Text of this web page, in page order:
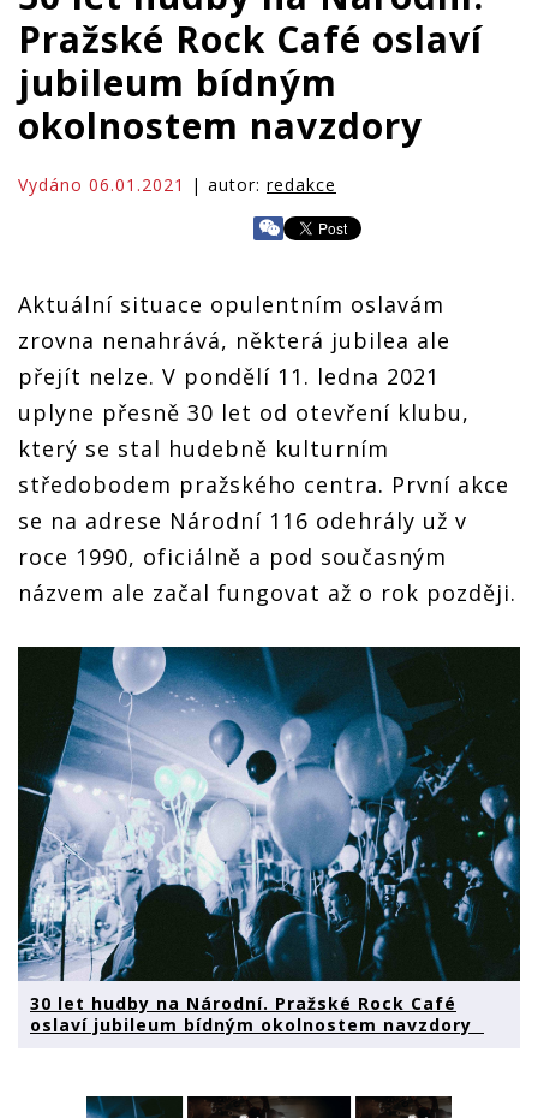
Pražské Rock Café oslaví
jubileum bídným
okolnostem navzdory
Vydáno 06.01.2021 | autor: redakce
Aktuální situace opulentním oslavám
zrovna nenahrává, některá jubilea ale
přejít nelze. V pondělí 11. ledna 2021
uplyne přesně 30 let od otevření klubu,
který se stal hudebně kulturním
středobodem pražského centra. První akce
se na adrese Národní 116 odehrály už v
roce 1990, oficiálně a pod současným
názvem ale začal fungovat až o rok později.
30 let hudby na Národní. Pražské Rock Café
oslaví jubileum bídným okolnostem navzdory